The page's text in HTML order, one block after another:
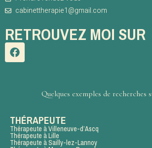
cabinettherapie1@gmail.com
RETROUVEZ MOI SUR
Quelques exemples de recherches
THÉRAPEUTE
Thérapeute à Villeneuve-d’Ascq
Thérapeute à Lille
Thérapeute à Sailly-lez-Lannoy